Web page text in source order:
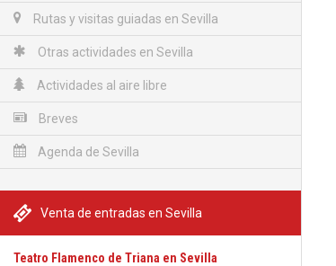
Rutas y visitas guiadas en Sevilla
Otras actividades en Sevilla
Actividades al aire libre
Breves
Agenda de Sevilla
Venta de entradas en Sevilla
Teatro Flamenco de Triana en Sevilla